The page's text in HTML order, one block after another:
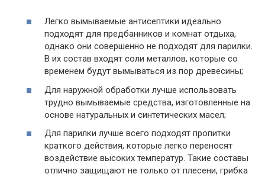
Легко вымываемые антисептики идеально
подходят для предбанников и комнат отдыха,
однако они совершенно не подходят для парилки.
В их состав входят соли металлов, которые со
временем будут вымываться из пор древесины;
Для наружной обработки лучше использовать
трудно вымываемые средства, изготовленные на
основе натуральных и синтетических масел;
Для парилки лучше всего подходят пропитки
краткого действия, которые легко переносят
воздействие высоких температур. Такие составы
отлично защищают не только от плесени, грибка